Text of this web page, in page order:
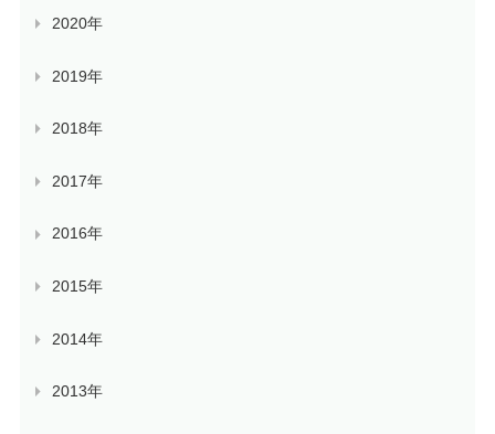
2020年
2019年
2018年
2017年
2016年
2015年
2014年
2013年